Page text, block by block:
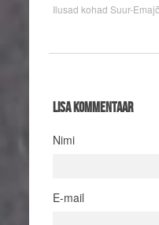
Ilusad kohad Suur-
Lisa kommentaar
Nimi
E-mail